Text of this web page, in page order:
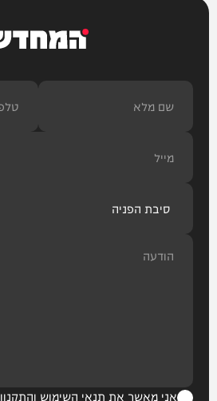
המחדש
אני מאשר את תנאי השימוש והתקנון